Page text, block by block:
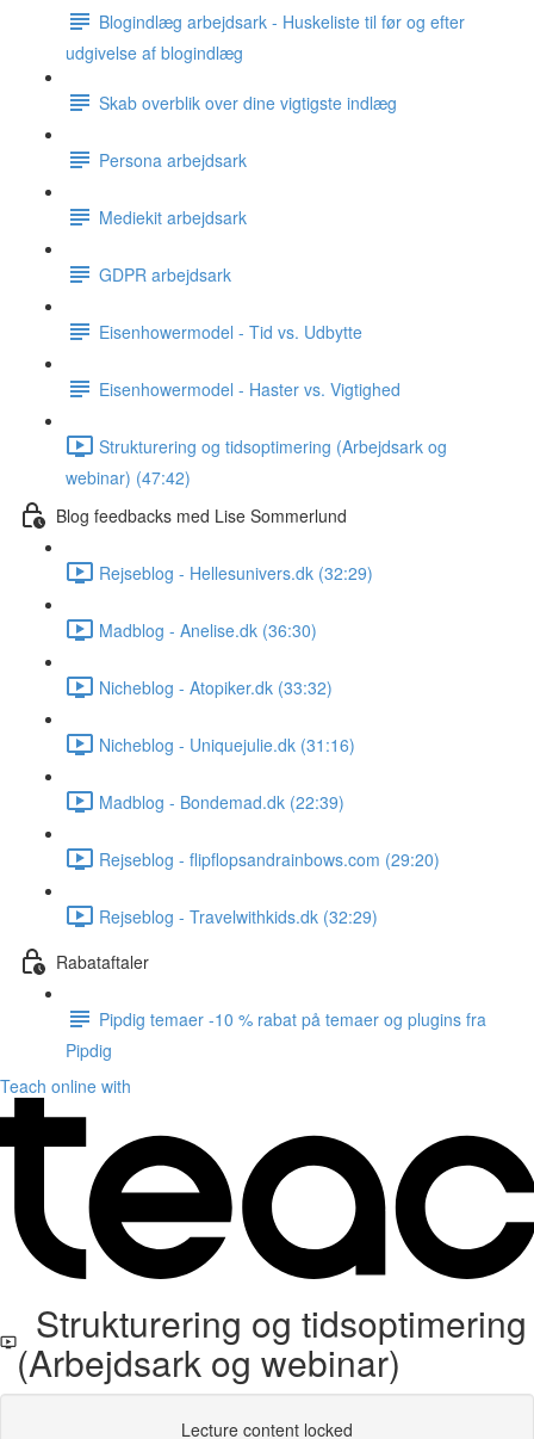
Blogindlæg arbejdsark - Huskeliste til før og efter
udgivelse af blogindlæg
Skab overblik over dine vigtigste indlæg
Persona arbejdsark
Mediekit arbejdsark
GDPR arbejdsark
Eisenhowermodel - Tid vs. Udbytte
Eisenhowermodel - Haster vs. Vigtighed
Strukturering og tidsoptimering (Arbejdsark og
webinar) (47:42)
Blog feedbacks med Lise Sommerlund
Rejseblog - Hellesunivers.dk (32:29)
Madblog - Anelise.dk (36:30)
Nicheblog - Atopiker.dk (33:32)
Nicheblog - Uniquejulie.dk (31:16)
Madblog - Bondemad.dk (22:39)
Rejseblog - flipflopsandrainbows.com (29:20)
Rejseblog - Travelwithkids.dk (32:29)
Rabataftaler
Pipdig temaer -10 % rabat på temaer og plugins fra
Pipdig
Teach online with
Strukturering og tidsoptimering
(Arbejdsark og webinar)
Lecture content locked